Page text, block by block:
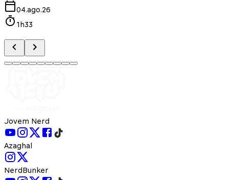
04.ago.26
1h33
Jovem Nerd
Azaghal
NerdBunker